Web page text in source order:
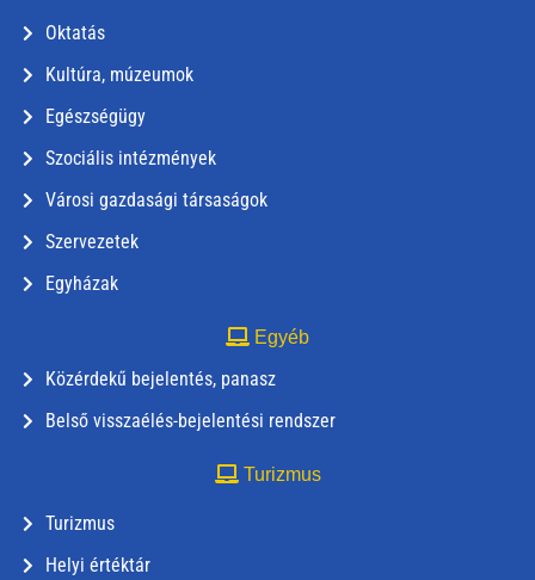
Oktatás
Kultúra, múzeumok
Egészségügy
Szociális intézmények
Városi gazdasági társaságok
Szervezetek
Egyházak
Egyéb
Közérdekű bejelentés, panasz
Belső visszaélés-bejelentési rendszer
Turizmus
Turizmus
Helyi értéktár